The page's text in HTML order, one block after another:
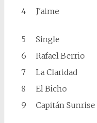
4
J'aime
5
Single
6
Rafael Berrio
7
La Claridad
8
El Bicho
9
Capitán Sunrise